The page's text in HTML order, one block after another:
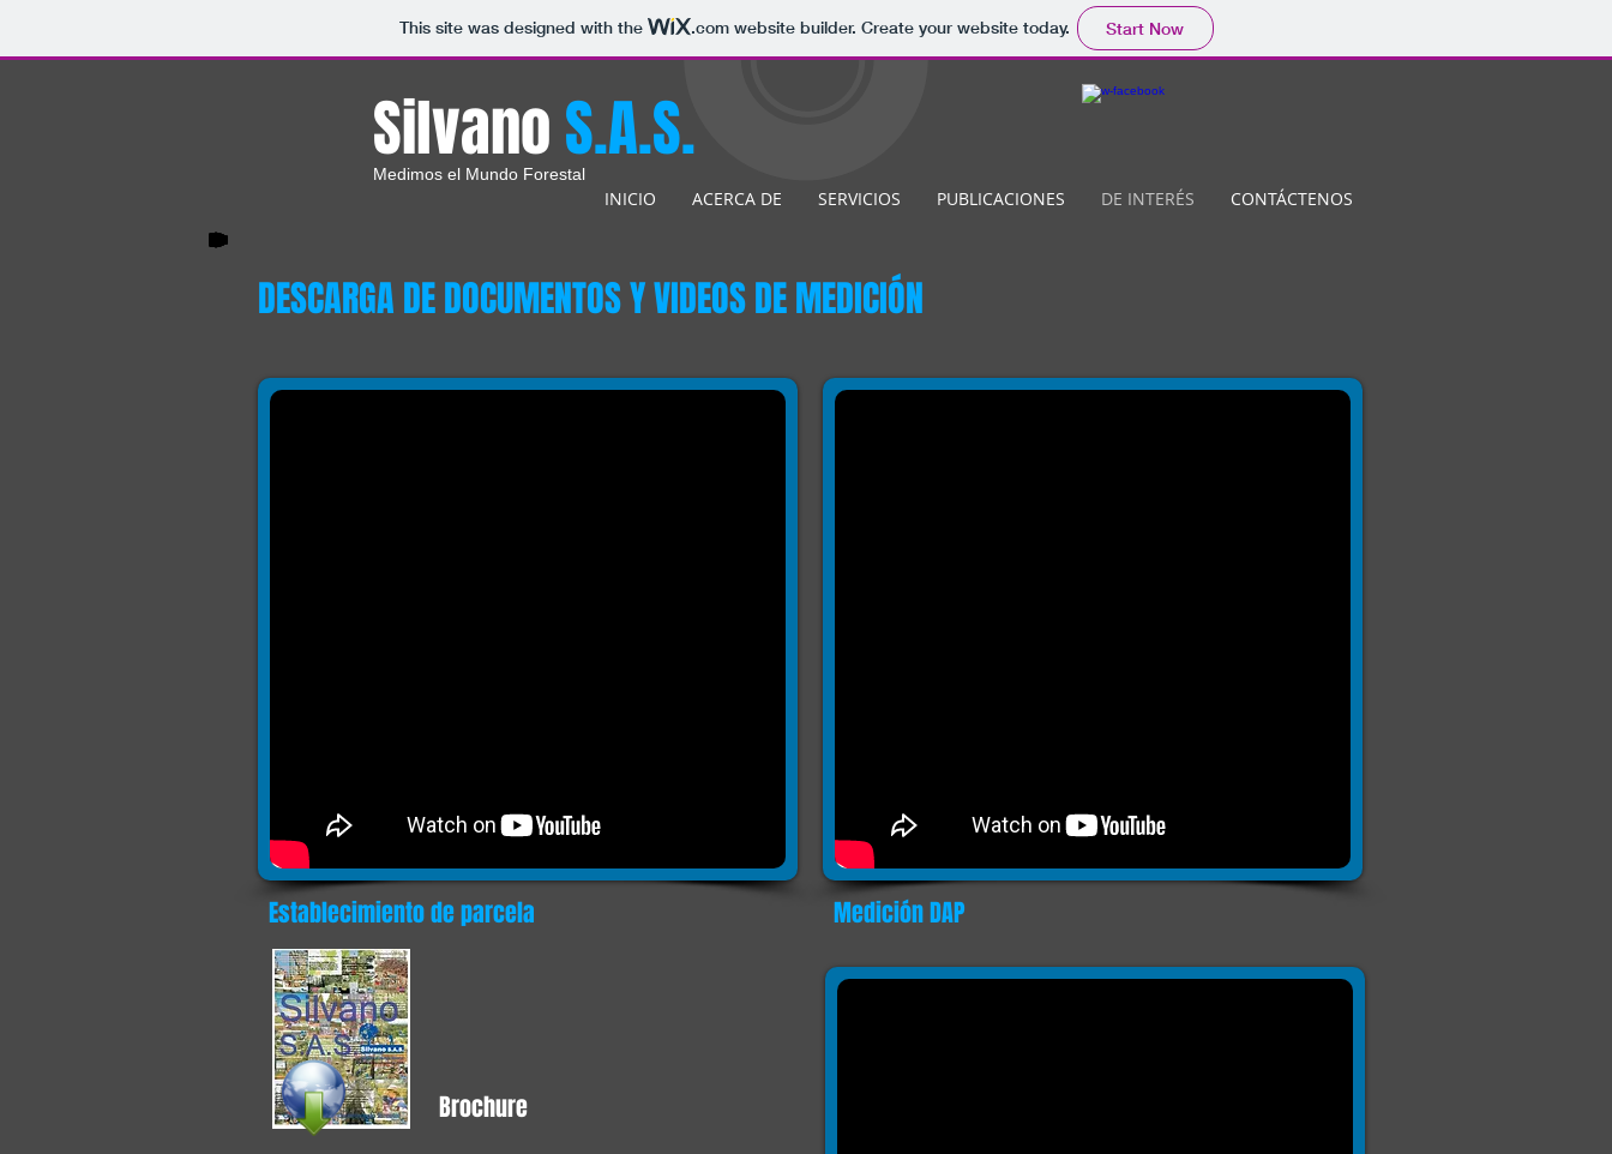
This site was designed with the .comwebsite builder. Create your website today. Start Now
SilvanoS.A.S.
Medimos el Mundo Forestal
INICIO ACERCA DE SERVICIOS PUBLICACIONES DE INTERÉS CONTÁCTENOS
DESCARGA DE DOCUMENTOS Y VIDEOS DE MEDICIÓN
Establecimiento de parcela Medición DAP
Brochure